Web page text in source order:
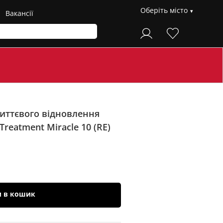
Вакансії Оберіть місто
відновлення
Miracle 10 (RE)
в кошик